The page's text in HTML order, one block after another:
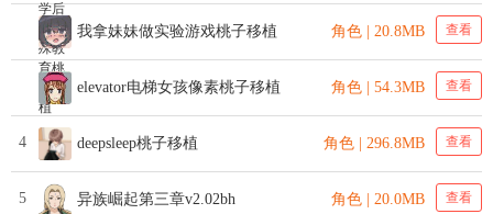
我拿妹妹做实验游戏桃子移植 角色 | 20.8MB 查看
elevator电梯女孩像素桃子移植 角色 | 54.3MB 查看
4 deepsleep桃子移植 角色 | 296.8MB 查看
5 异族崛起第三章v2.02bh 角色 | 20.0MB 查看